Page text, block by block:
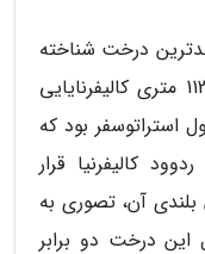
خبر، تا سال 2006، بلندترین درخت شناخته
شده در دنیا، یک درخت غول آسای 112 متری کالیفرنایایی
بود که
کالیفرنیا قرار
بلندی آن، تصوری به
این درخت دو برابر